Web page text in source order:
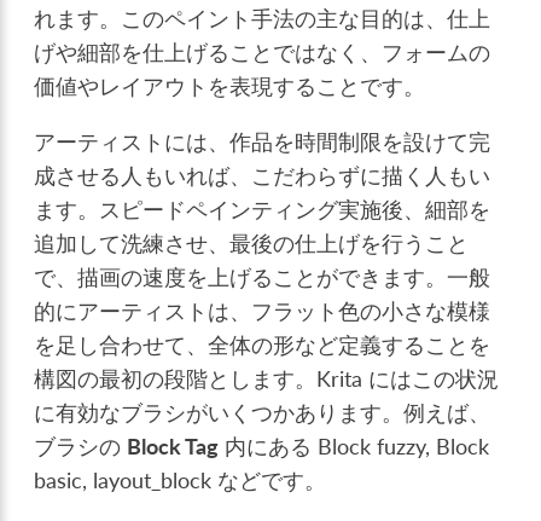
れます。このペイント手法の主な目的は、仕上
げや細部を仕上げることではなく、フォームの
価値やレイアウトを表現することです。
アーティストには、作品を時間制限を設けて完
成させる人もいれば、こだわらずに描く人もい
ます。スピードペインティング実施後、細部を
追加して洗練させ、最後の仕上げを行うこと
で、描画の速度を上げることができます。一般
的にアーティストは、フラット色の小さな模様
を足し合わせて、全体の形など定義することを
構図の最初の段階とします。Krita にはこの状況
に有効なブラシがいくつかあります。例えば、
ブラシの Block Tag 内にある Block fuzzy, Block
basic, layout_block などです。